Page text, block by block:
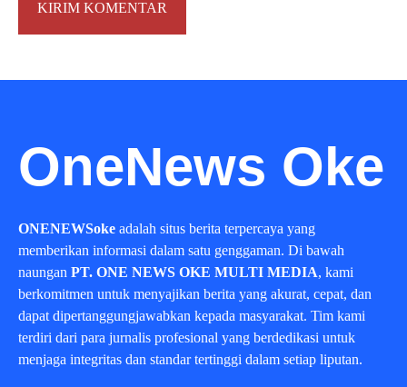
OneNews Oke
ONENEWSoke adalah situs berita terpercaya yang
memberikan informasi dalam satu genggaman. Di bawah
naungan PT. ONE NEWS OKE MULTI MEDIA, kami
berkomitmen untuk menyajikan berita yang akurat, cepat, dan
dapat dipertanggungjawabkan kepada masyarakat. Tim kami
terdiri dari para jurnalis profesional yang berdedikasi untuk
menjaga integritas dan standar tertinggi dalam setiap liputan.